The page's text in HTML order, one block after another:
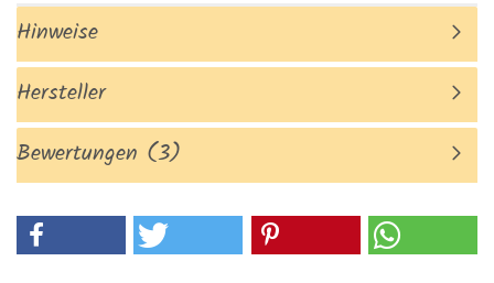
Hinweise
Hersteller
Bewertungen (3)